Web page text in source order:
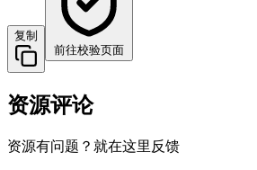
复制
前往校验页面
资源评论
资源有问题？就在这里反馈